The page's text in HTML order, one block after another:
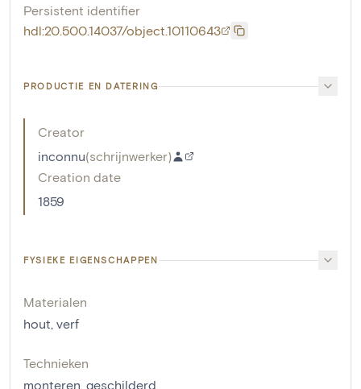
Persistent identifier
hdl:20.500.14037/object.10110643
PRODUCTIE EN DATERING
Creator
inconnu(schrijnwerker)
Creation date
1859
FYSIEKE EIGENSCHAPPEN
Materialen
hout, verf
Technieken
monteren, geschilderd